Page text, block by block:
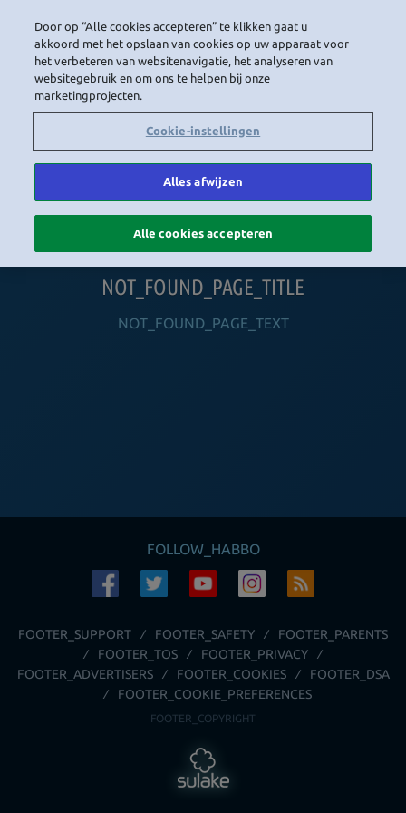
NAVIGATION_COMMUNITY
NOT_FOUND_PAGE_TITLE
NOT_FOUND_PAGE_TEXT
FOLLOW_HABBO
FOOTER_SUPPORT FOOTER_SAFETY
FOOTER_PARENTS
FOOTER_TOS
FOOTER_PRIVACY
FOOTER_ADVERTISERS
FOOTER_COOKIES
FOOTER_DSA
FOOTER_COOKIE_PREFERENCES
FOOTER_COPYRIGHT
Door op “Alle cookies accepteren” te klikken gaat u
akkoord met het opslaan van cookies op uw apparaat voor
het verbeteren van websitenavigatie, het analyseren van
websitegebruik en om ons te helpen bij onze
marketingprojecten.
Cookie-instellingen
Alles afwijzen
Alle cookies accepteren